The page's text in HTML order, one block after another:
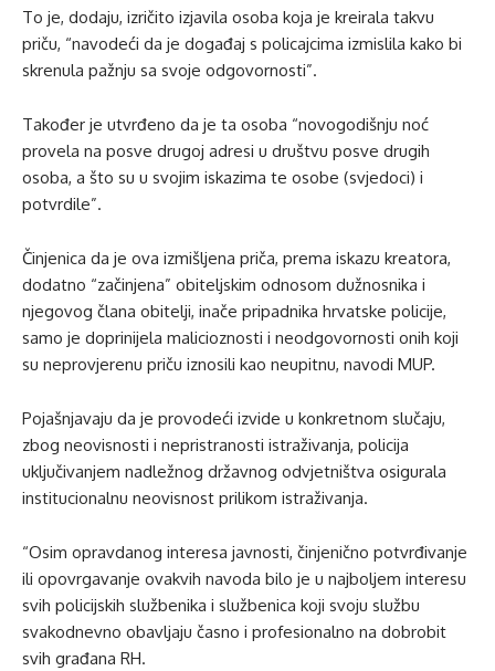
To je, dodaju, izričito izjavila osoba koja je kreirala takvu
priču, “navodeći da je događaj s policajcima izmislila kako bi
skrenula pažnju sa svoje odgovornosti”.
Također je utvrđeno da je ta osoba “novogodišnju noć
provela na posve drugoj adresi u društvu posve drugih
osoba, a što su u svojim iskazima te osobe (svjedoci) i
potvrdile”.
Činjenica da je ova izmišljena priča, prema iskazu kreatora,
dodatno “začinjena” obiteljskim odnosom dužnosnika i
njegovog člana obitelji, inače pripadnika hrvatske policije,
samo je doprinijela malicioznosti i neodgovornosti onih koji
su neprovjerenu priču iznosili kao neupitnu, navodi MUP.
Pojašnjavaju da je provodeći izvide u konkretnom slučaju,
zbog neovisnosti i nepristranosti istraživanja, policija
uključivanjem nadležnog državnog odvjetništva osigurala
institucionalnu neovisnost prilikom istraživanja.
“Osim opravdanog interesa javnosti, činjenično potvrđivanje
ili opovrgavanje ovakvih navoda bilo je u najboljem interesu
svih policijskih službenika i službenica koji svoju službu
svakodnevno obavljaju časno i profesionalno na dobrobit
svih građana RH.